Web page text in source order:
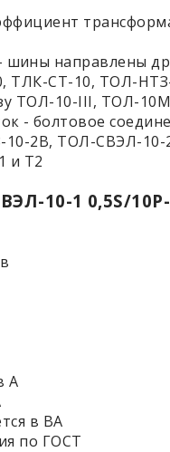
направлены
СТ-10, ТОЛ-
ТОЛ-10-III,
- болтовое
2B, ТОЛ-СВЭЛ-10-
и Т2
10-1 0,5S/
А
в ВА
по ГОСТ